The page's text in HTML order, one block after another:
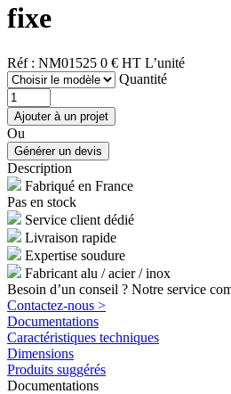
fixe
Réf : NM01525 0 € HT L’unité
Quantité
Ou
Description
Fabriqué en France
Pas en stock
Service client dédié
Livraison rapide
Expertise soudure
Fabricant alu / acier / inox
Besoin d’un conseil ? Notre service
Contactez-nous >
Documentations
Caractéristiques techniques
Dimensions
Produits suggérés
Documentations